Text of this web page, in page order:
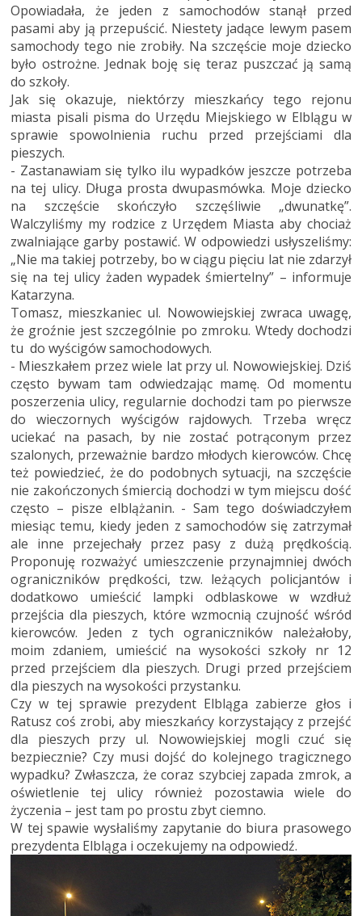
Opowiadała, że jeden z samochodów stanął przed
pasami aby ją przepuścić. Niestety jadące lewym pasem
samochody tego nie zrobiły. Na szczęście moje dziecko
było ostrożne. Jednak boję się teraz puszczać ją samą
do szkoły.
Jak się okazuje, niektórzy mieszkańcy tego rejonu
miasta pisali pisma do Urzędu Miejskiego w Elblągu w
sprawie spowolnienia ruchu przed przejściami dla
pieszych.
- Zastanawiam się tylko ilu wypadków jeszcze potrzeba
na tej ulicy. Długa prosta dwupasmówka. Moje dziecko
na szczęście skończyło szczęśliwie „dwunatkę”.
Walczyliśmy my rodzice z Urzędem Miasta aby chociaż
zwalniające garby postawić. W odpowiedzi usłyszeliśmy:
„Nie ma takiej potrzeby, bo w ciągu pięciu lat nie zdarzył
się na tej ulicy żaden wypadek śmiertelny” – informuje
Katarzyna.
Tomasz, mieszkaniec ul. Nowowiejskiej zwraca uwagę,
że groźnie jest szczególnie po zmroku. Wtedy dochodzi
tu do wyścigów samochodowych.
- Mieszkałem przez wiele lat przy ul. Nowowiejskiej. Dziś
często bywam tam odwiedzając mamę. Od momentu
poszerzenia ulicy, regularnie dochodzi tam po pierwsze
do wieczornych wyścigów rajdowych. Trzeba wręcz
uciekać na pasach, by nie zostać potrąconym przez
szalonych, przeważnie bardzo młodych kierowców. Chcę
też powiedzieć, że do podobnych sytuacji, na szczęście
nie zakończonych śmiercią dochodzi w tym miejscu dość
często – pisze elblążanin. - Sam tego doświadczyłem
miesiąc temu, kiedy jeden z samochodów się zatrzymał
ale inne przejechały przez pasy z dużą prędkością.
Proponuję rozważyć umieszczenie przynajmniej dwóch
ograniczników prędkości, tzw. leżących policjantów i
dodatkowo umieścić lampki odblaskowe w wzdłuż
przejścia dla pieszych, które wzmocnią czujność wśród
kierowców. Jeden z tych ograniczników należałoby,
moim zdaniem, umieścić na wysokości szkoły nr 12
przed przejściem dla pieszych. Drugi przed przejściem
dla pieszych na wysokości przystanku.
Czy w tej sprawie prezydent Elbląga zabierze głos i
Ratusz coś zrobi, aby mieszkańcy korzystający z przejść
dla pieszych przy ul. Nowowiejskiej mogli czuć się
bezpiecznie? Czy musi dojść do kolejnego tragicznego
wypadku? Zwłaszcza, że coraz szybciej zapada zmrok, a
oświetlenie tej ulicy również pozostawia wiele do
życzenia – jest tam po prostu zbyt ciemno.
W tej spawie wysłaliśmy zapytanie do biura prasowego
prezydenta Elbląga i oczekujemy na odpowiedź.